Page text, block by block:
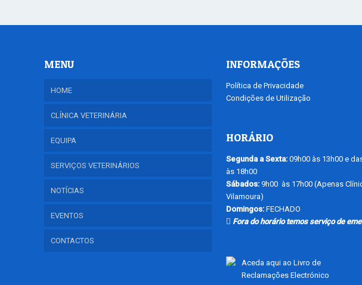
MENU
HOME
CLÍNICA VETERINÁRIA
EQUIPA
SERVIÇOS VETERINÁRIOS
NOTÍCIAS
EVENTOS
CONTACTOS
INFORMAÇÕES
Política de Privacidade
Condições de Utilização
HORÁRIO
Segunda a Sexta: 09h00 às 13h00 e
às 18h00
Sábados: 9h00 às 17h00 (Apenas
Vilamoura)
Domingos: FECHADO
Fora do horário temos serviço de
Aceda aqui ao Livro de
Reclamações Electrónico